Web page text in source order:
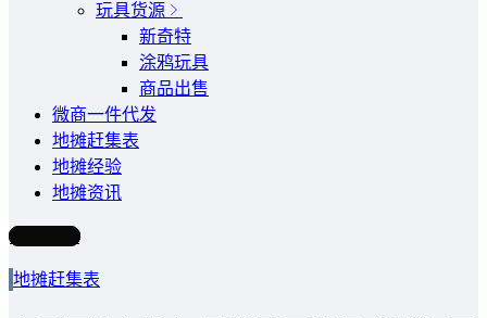
玩具货源
新奇特
涂鸦玩具
商品出售
微商一件代发
地摊赶集表
地摊经验
地摊资讯
写文章
地摊赶集表